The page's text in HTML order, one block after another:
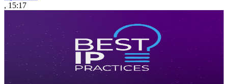
, 15:17